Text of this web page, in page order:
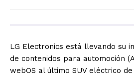
LG Electronics está llevando su
de contenidos para automoción
webOS al último SUV eléctrico